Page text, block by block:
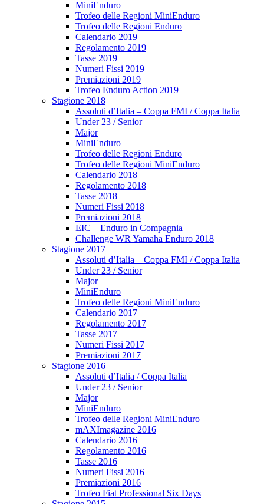
MiniEnduro
Trofeo delle Regioni MiniEnduro
Trofeo delle Regioni Enduro
Calendario 2019
Regolamento 2019
Tasse 2019
Numeri Fissi 2019
Premiazioni 2019
Trofeo Enduro Action 2019
Stagione 2018
Assoluti d’Italia – Coppa FMI / Coppa Italia
Under 23 / Senior
Major
MiniEnduro
Trofeo delle Regioni Enduro
Trofeo delle Regioni MiniEnduro
Calendario 2018
Regolamento 2018
Tasse 2018
Numeri Fissi 2018
Premiazioni 2018
EIC – Enduro in Compagnia
Challenge WR Yamaha Enduro 2018
Stagione 2017
Assoluti d’Italia – Coppa FMI / Coppa Italia
Under 23 / Senior
Major
MiniEnduro
Trofeo delle Regioni MiniEnduro
Calendario 2017
Regolamento 2017
Tasse 2017
Numeri Fissi 2017
Premiazioni 2017
Stagione 2016
Assoluti d’Italia / Coppa Italia
Under 23 / Senior
Major
MiniEnduro
Trofeo delle Regioni MiniEnduro
mAXImagazine 2016
Calendario 2016
Regolamento 2016
Tasse 2016
Numeri Fissi 2016
Premiazioni 2016
Trofeo Fiat Professional Six Days